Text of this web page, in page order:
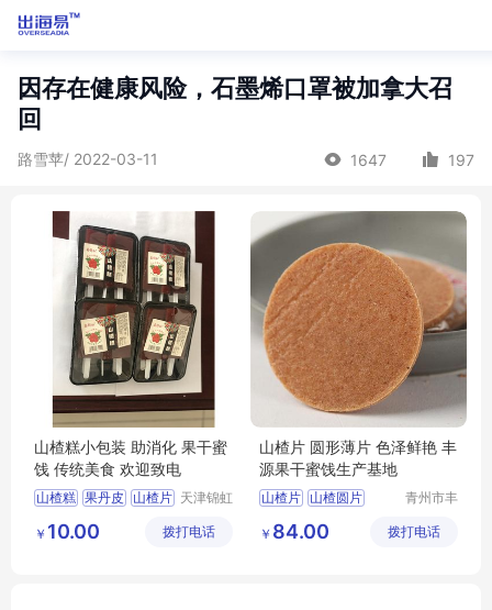
因存在健康风险，石墨烯口罩被加拿大召
回
路雪苹/ 2022-03-11 1647 197
山楂糕小包装 助消化 果干蜜
饯 传统美食 欢迎致电
山楂糕 果丹皮
山楂片 天津锦虹
公司
￥ 10.00 拨打电话
山楂片 圆形薄片 色泽鲜艳 丰
源果干蜜饯生产基地
山楂片 山楂圆片
青州市丰
￥ 84.00 拨打电话